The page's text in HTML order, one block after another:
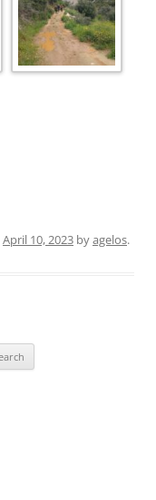
April 10, 2023 byagelos.